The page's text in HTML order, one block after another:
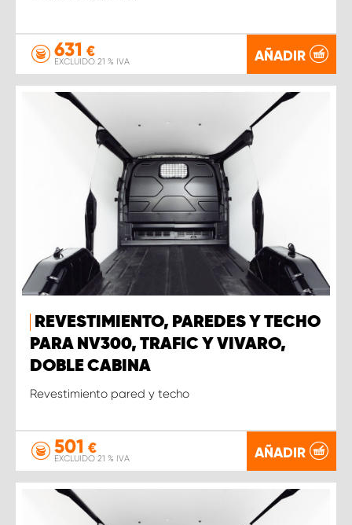
631 €
EXCLUIDO 21 % IVA AÑADIR
REVESTIMIENTO, PAREDES Y TECHO
PARA NV300, TRAFIC Y VIVARO,
DOBLE CABINA
Revestimiento pared y techo
501 €
EXCLUIDO 21 % IVA AÑADIR